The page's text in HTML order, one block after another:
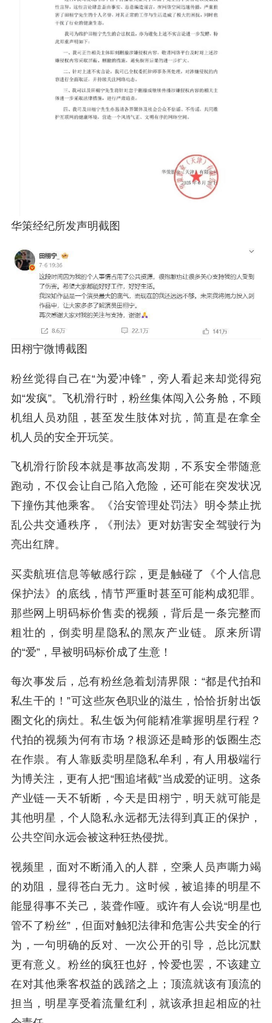
华策经纪所发声明截图
田栩宁微博截图
粉丝觉得自己在“为爱冲锋”，旁人看起来却觉得宛
如“发疯”。飞机滑行时，粉丝集体闯入公务舱，不顾
机组人员劝阻，甚至发生肢体对抗，简直是在拿全
机人员的安全开玩笑。
飞机滑行阶段本就是事故高发期，不系安全带随意
跑动，不仅会让自己陷入危险，还可能在突发状况
下撞伤其他乘客。《治安管理处罚法》明令禁止扰
乱公共交通秩序，《刑法》更对妨害安全驾驶行为
亮出红牌。
买卖航班信息等敏感行踪，更是触碰了《个人信息
保护法》的底线，情节严重时甚至可能构成犯罪。
那些网上明码标价售卖的视频，背后是一条完整而
粗壮的，倒卖明星隐私的黑灰产业链。原来所谓
的“爱”，早被明码标价成了生意！
每次事发后，总有粉丝急着划清界限：“都是代拍和
私生干的！”可这些灰色职业的滋生，恰恰折射出饭
圈文化的病灶。私生饭为何能精准掌握明星行程？
代拍的视频为何有市场？根源还是畸形的饭圈生态
在作祟。有人靠贩卖明星隐私牟利，有人用极端行
为博关注，更有人把“围追堵截”当成爱的证明。这条
产业链一天不斩断，今天是田栩宁，明天就可能是
其他明星，个人隐私永远都无法得到真正的保护，
公共空间永远会被这种狂热侵扰。
视频里，面对不断涌入的人群，空乘人员声嘶力竭
的劝阻，显得苍白无力。这时候，被追捧的明星不
能显得事不关己，装聋作哑。或许有人会说“明星也
管不了粉丝”，但面对触犯法律和危害公共安全的行
为，一句明确的反对、一次公开的引导，总比沉默
更有意义。粉丝的疯狂也好，怜爱也罢，不该建立
在对其他乘客权益的践踏之上；顶流就该有顶流的
担当，明星享受着流量红利，就该承担起相应的社